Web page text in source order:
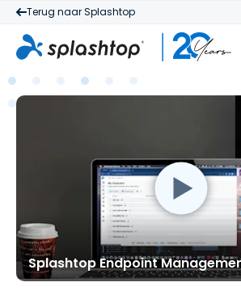
Terug naar Splashtop